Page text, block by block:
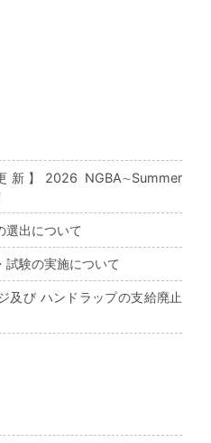
】2026 NGBA∼Summer
選出について
試験の実施について
及び ハンドラップの支給廃止